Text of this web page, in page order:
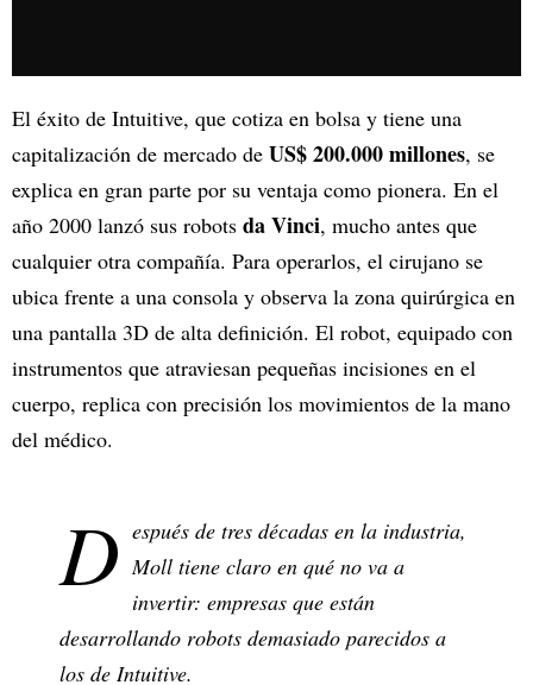
El éxito de Intuitive, que cotiza en bolsa y tiene una
capitalización de mercado de US$ 200.000 millones, se
explica en gran parte por su ventaja como pionera. En el
año 2000 lanzó sus robots da Vinci, mucho antes que
cualquier otra compañía. Para operarlos, el cirujano se
ubica frente a una consola y observa la zona quirúrgica en
una pantalla 3D de alta definición. El robot, equipado con
instrumentos que atraviesan pequeñas incisiones en el
cuerpo, replica con precisión los movimientos de la mano
del médico.
D espués de tres décadas en la industria,
Moll tiene claro en qué no va a
invertir: empresas que están
desarrollando robots demasiado parecidos a
los de Intuitive.